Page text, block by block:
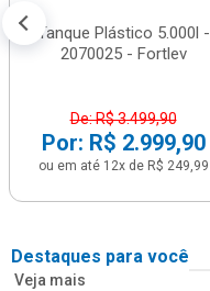
Tanque Plástico 5.000l -
2070025 - Fortlev
De: R$ 3.499,90
Por: R$ 2.999,90
ou em até 12x de R$ 249,99
Destaques para você
Veja mais